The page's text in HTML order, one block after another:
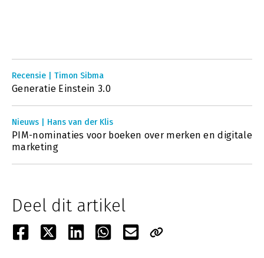
Recensie | Timon Sibma
Generatie Einstein 3.0
Nieuws | Hans van der Klis
PIM-nominaties voor boeken over merken en digitale
marketing
Deel dit artikel